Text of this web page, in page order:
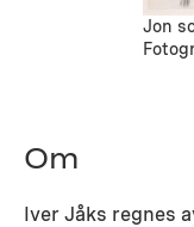
Jon
Om
Iver Jåks regnes